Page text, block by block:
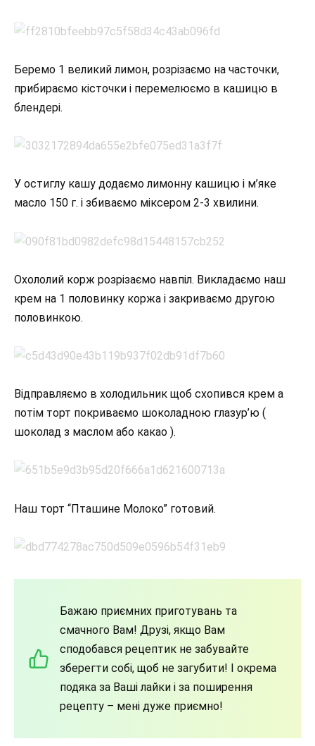
Беремо 1 великий лимон, розрізаємо на часточки,
прибираємо кісточки і перемелюємо в кашицю в
блендері.
У остиглу кашу додаємо лимонну кашицю і м’яке
масло 150 г. і збиваємо міксером 2-3 хвилини.
Охололий корж розрізаємо навпіл. Викладаємо наш
крем на 1 половинку коржа і закриваємо другою
половинкою.
Відправляємо в холодильник щоб схопився крем а
потім торт покриваємо шоколадною глазур’ю (
шоколад з маслом або какао ).
Наш торт “Пташине Молоко” готовий.
Бажаю приємних приготувань та
смачного Вам! Друзі, якщо Вам
сподобався рецептик не забувайте
зберегти собі, щоб не загубити! І окрема
подяка за Ваші лайки і за поширення
рецепту – мені дуже приємно!